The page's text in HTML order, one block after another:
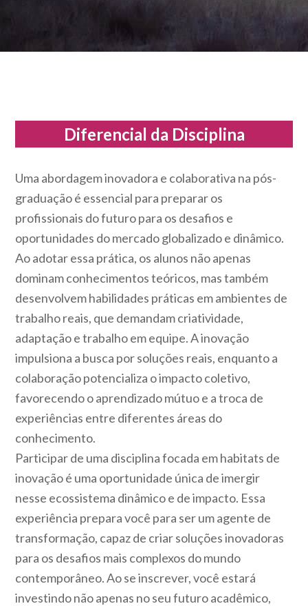
Diferencial da Disciplina
Uma abordagem inovadora e colaborativa na pós-
graduação é essencial para preparar os
profissionais do futuro para os desafios e
oportunidades do mercado globalizado e dinâmico.
Ao adotar essa prática, os alunos não apenas
dominam conhecimentos teóricos, mas também
desenvolvem habilidades práticas em ambientes de
trabalho reais, que demandam criatividade,
adaptação e trabalho em equipe. A inovação
impulsiona a busca por soluções reais, enquanto a
colaboração potencializa o impacto coletivo,
favorecendo o aprendizado mútuo e a troca de
experiências entre diferentes áreas do
conhecimento.
Participar de uma disciplina focada em habitats de
inovação é uma oportunidade única de imergir
nesse ecossistema dinâmico e de impacto. Essa
experiência prepara você para ser um agente de
transformação, capaz de criar soluções inovadoras
para os desafios mais complexos do mundo
contemporâneo. Ao se inscrever, você estará
investindo não apenas no seu futuro acadêmico,